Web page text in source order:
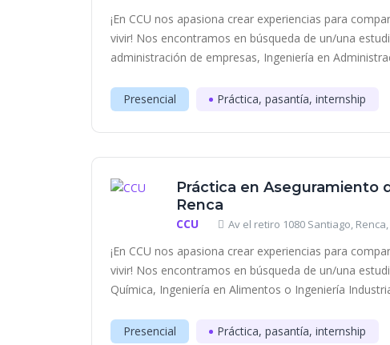
¡En CCU nos apasiona crear experiencias para
vivir! Nos encontramos en búsqueda de un/una
administración de empresas, Ingeniería en
Presencial Práctica, pasantía, internship
Práctica en Aseguramiento
Renca
CCU Av el retiro 1080 Santiago,
¡En CCU nos apasiona crear experiencias para
vivir! Nos encontramos en búsqueda de un/una
Química, Ingeniería en Alimentos o Ingeniería
Presencial Práctica, pasantía, internship